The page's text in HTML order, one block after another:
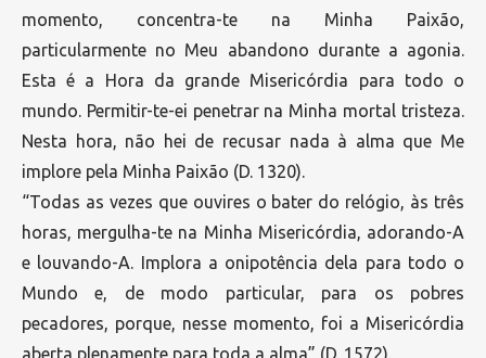
momento, concentra-te na Minha Paixão,
particularmente no Meu abandono durante a agonia.
Esta é a Hora da grande Misericórdia para todo o
mundo. Permitir-te-ei penetrar na Minha mortal tristeza.
Nesta hora, não hei de recusar nada à alma que Me
implore pela Minha Paixão (D. 1320).
“Todas as vezes que ouvires o bater do relógio, às três
horas, mergulha-te na Minha Misericórdia, adorando-A
e louvando-A. Implora a onipotência dela para todo o
Mundo e, de modo particular, para os pobres
pecadores, porque, nesse momento, foi a Misericórdia
aberta plenamente para toda a alma” (D. 1572).